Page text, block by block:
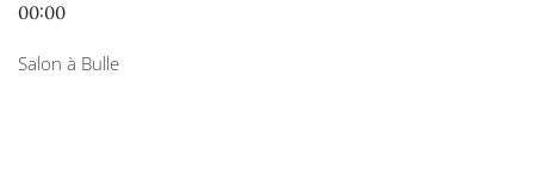
00:00
Salon à Bulle